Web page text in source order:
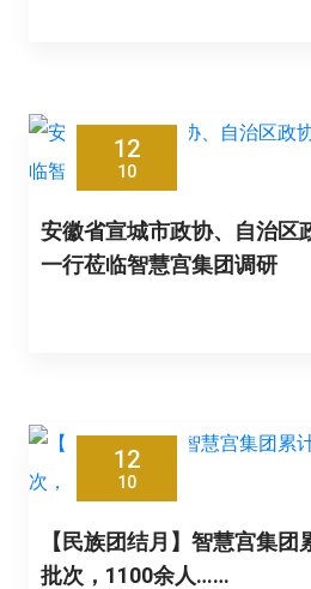
12
10
安徽省宣城市政协、自治区
一行莅临智慧宫集团调研
12
10
【民族团结月】智慧宫集
批次，1100余人……